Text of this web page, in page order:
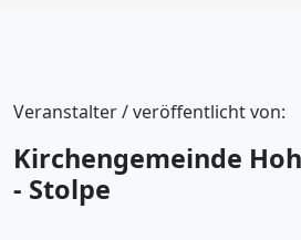
Veranstalter / veröffentlicht von:
Kirchengemeinde
- Stolpe